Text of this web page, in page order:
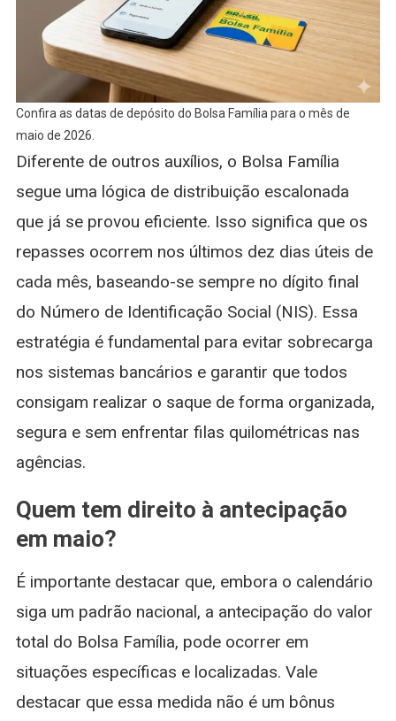
Confira as datas de depósito do Bolsa Família para o mês de
maio de 2026.
Diferente de outros auxílios, o Bolsa Família
segue uma lógica de distribuição escalonada
que já se provou eficiente. Isso significa que os
repasses ocorrem nos últimos dez dias úteis de
cada mês, baseando-se sempre no dígito final
do Número de Identificação Social (NIS). Essa
estratégia é fundamental para evitar sobrecarga
nos sistemas bancários e garantir que todos
consigam realizar o saque de forma organizada,
segura e sem enfrentar filas quilométricas nas
agências.
Quem tem direito à antecipação
em maio?
É importante destacar que, embora o calendário
siga um padrão nacional, a antecipação do valor
total do Bolsa Família, pode ocorrer em
situações específicas e localizadas. Vale
destacar que essa medida não é um bônus